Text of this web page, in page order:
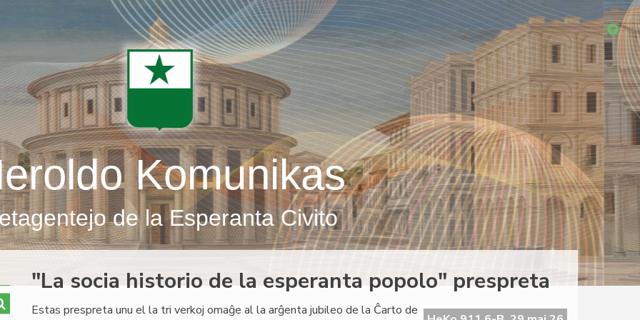
Komunikas
de la Esperanta Civito
"La socia historio de la esperanta popolo" prespreta
Estas prespreta unu el la tri verkoj omaĝe al la arĝenta jubileo de la Ĉarto de